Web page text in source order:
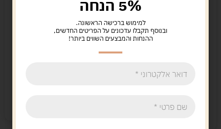
סט איפור חד קרן
40.00 ש"ח
ציפורניים להדבקה
5% הנחה
למימוש ברכישה הראשונה.
ובנוסף תקבלו עדכונים על הפריטים החדשים,
ההנחות והמבצעים השווים ביותר!